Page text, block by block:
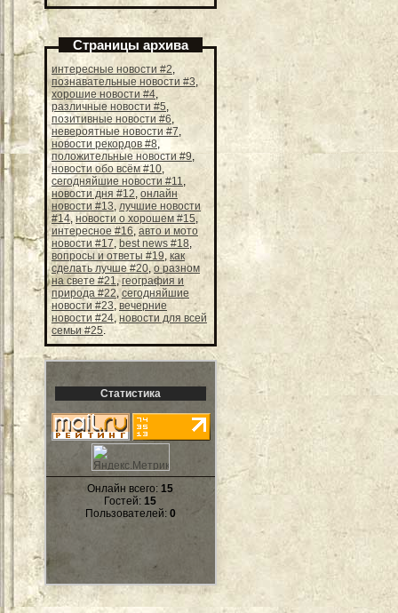
Страницы архива
интересные новости #2,
познавательные новости #3,
хорошие новости #4,
различные новости #5,
позитивные новости #6,
невероятные новости #7,
новости рекордов #8,
положительные новости #9,
новости обо всём #10,
сегодняйшие новости #11,
новости дня #12, онлайн
новости #13, лучшие новости
#14, новости о хорошем #15,
интересное #16, авто и мото
новости #17, best news #18,
вопросы и ответы #19, как
сделать лучше #20,о разном
на свете #21,география и
природа #22, сегодняйшие
новости #23, вечерние
новости #24, новости для всей
семьи #25.
Статистика
Онлайн всего:15
Гостей:15
Пользователей: 0